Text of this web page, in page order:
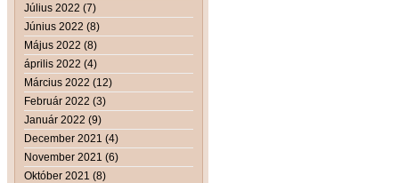
Július 2022 (7)
Június 2022 (8)
Május 2022 (8)
április 2022 (4)
Március 2022 (12)
Február 2022 (3)
Január 2022 (9)
December 2021 (4)
November 2021 (6)
Október 2021 (8)